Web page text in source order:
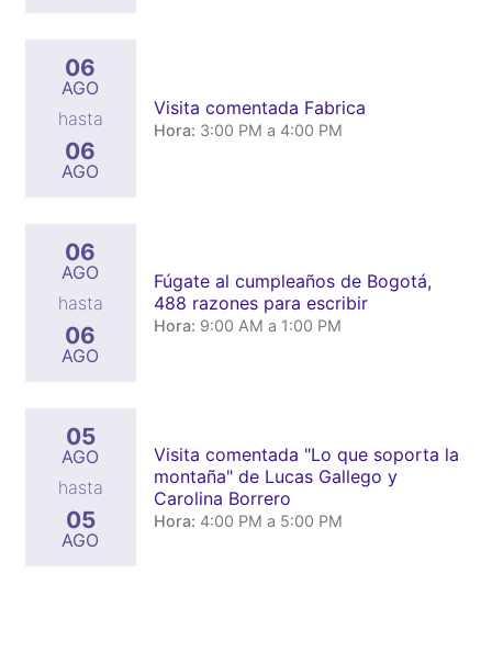
06
AGO
hasta
06
AGO
Visita comentada Fabrica
Hora: 3:00 PM a 4:00 PM
06
AGO
hasta
06
AGO
Fúgate al cumpleaños de Bogotá,
488 razones para escribir
Hora: 9:00 AM a 1:00 PM
05
AGO
hasta
05
AGO
Visita comentada "Lo que soporta la
montaña" de Lucas Gallego y
Carolina Borrero
Hora: 4:00 PM a 5:00 PM